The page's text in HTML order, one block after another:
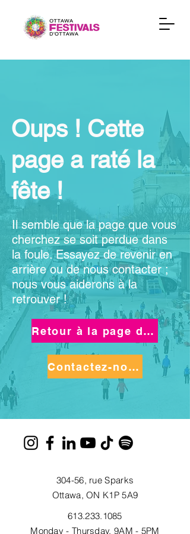
Oups ! Cette
page a raté la
fête !
Il semble que la page que vous
cherchez se soit perdue dans
la foule. Essayez de revenir en
arrière ou de nous contacter ;
nous vous aiderons à la
retrouver !
Retour à la page d'accueil
Contactez-nous
304-56, rue Sparks
Ottawa, ON K1P 5A9
613.233.1085
Monday - Thursday, 9AM - 5PM